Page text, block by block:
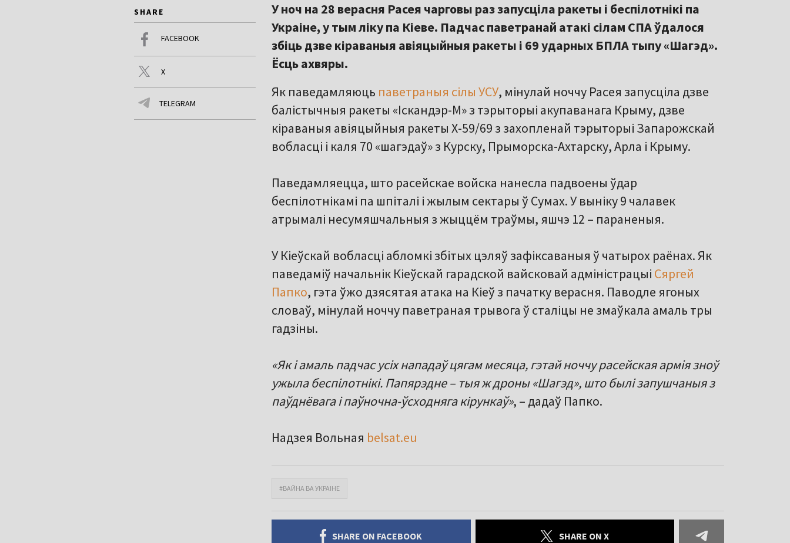
SHARE
FACEBOOK
X
TELEGRAM
У ноч на 28 верасня Расея чарговы раз запусціла ракеты і беспілотнікі па
Украіне, у тым ліку па Кіеве. Падчас паветранай атакі сілам СПА ўдалося
збіць дзве кіраваныя авіяцыйныя ракеты і 69 ударных БПЛА тыпу «Шагэд».
Ёсць ахвяры.
Як паведамляюць паветраныя сілы УСУ, мінулай ноччу Расея запусціла дзве
балістычныя ракеты «Іскандэр-М» з тэрыторыі акупаванага Крыму, дзве
кіраваныя авіяцыйныя ракеты Х-59/69 з захопленай тэрыторыі Запарожскай
вобласці і каля 70 «шагэдаў» з Курску, Прыморска-Ахтарску, Арла і Крыму.
Паведамляецца, што расейскае войска нанесла падвоены ўдар
беспілотнікамі па шпіталі і жылым сектары ў Сумах. У выніку 9 чалавек
атрымалі несумяшчальныя з жыццём траўмы, яшчэ 12 – параненыя.
У Кіеўскай вобласці абломкі збітых цэляў зафіксаваныя ў чатырох раёнах. Як
паведаміў начальнік Кіеўскай гарадской вайсковай адміністрацыі Сяргей
Папко, гэта ўжо дзясятая атака на Кіеў з пачатку верасня. Паводле ягоных
словаў, мінулай ноччу паветраная трывога ў сталіцы не змаўкала амаль тры
гадзіны.
«Як і амаль падчас усіх нападаў цягам месяца, гэтай ноччу расейская армія зноў
ужыла беспілотнікі. Папярэдне – тыя ж дроны «Шагэд», што былі запушчаныя з
паўднёвага і паўночна-ўсходняга кірункаў», – дадаў Папко.
Надзея Вольная belsat.eu
#ВАЙНА ВА УКРАІНЕ
SHARE ON FACEBOOK SHARE ON X